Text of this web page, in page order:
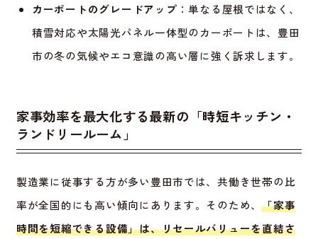
カーポートのグレードアップ ：単なる屋根ではなく、
積雪対応や太陽光パネル一体型のカーポートは、豊田
市の冬の気候やエコ意識の高い層に強く訴求します。
家事効率を最大化する最新の「時短キッチン・
ランドリールーム」
製造業に従事する方が多い豊田市では、共働き世帯の比
率が全国的にも高い傾向にあります。そのため、「家事
時間を短縮できる設備」は、リセールバリューを直結さ